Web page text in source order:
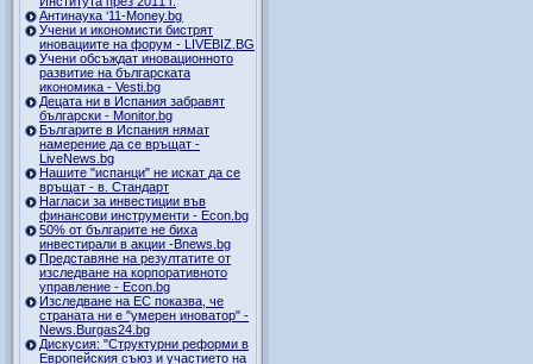
Антинаука ‘11-Money.bg
Учени и икономисти бистрят
иновациите на форум - LIVEBIZ.BG
Учени обсъждат иновационното
развитие на българската
икономика - Vesti.bg
Децата ни в Испания забравят
български - Monitor.bg
Българите в Испания нямат
намерение да се връщат -
LiveNews.bg
Нашите "испанци" не искат да се
връщат - в. Стандарт
Нагласи за инвестиции във
финансови инструменти - Econ.bg
50% от българите не биха
инвестирали в акции -Bnews.bg
Представяне на резултатите от
изследване на корпоративното
управление - Econ.bg
Изследване на ЕС показва, че
страната ни е "умерен иноватор" -
News.Burgas24.bg
Дискусия: "Структурни реформи в
Европейския съюз и участието на